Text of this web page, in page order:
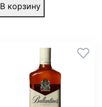
В корзину